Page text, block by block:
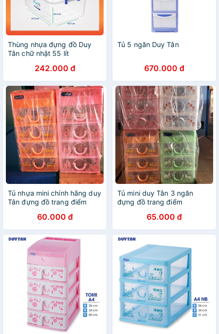
Thùng nhựa đựng đồ Duy
Tân chữ nhật 55 lít
242.000 đ
Tủ 5 ngăn Duy Tân
670.000 đ
Tủ nhựa mini chính hãng duy
Tân đựng đồ trang điểm
60.000 đ
Tủ mini duy Tân 3 ngăn
đựng đồ trang điểm
65.000 đ